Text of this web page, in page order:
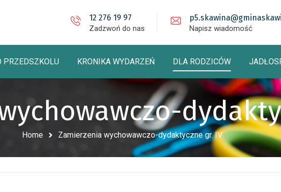
12 276 19 97
Zadzwoń do nas Napisz wiadomość
PRZEDSZKOLU KRONIKA WYDARZEŃ DLA RODZICÓW
Home Zamierzenia wychowawczo-dydaktyczne gr. IV